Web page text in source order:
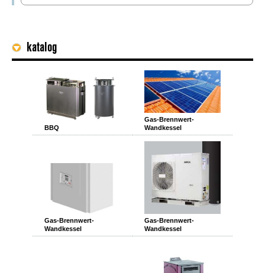
katalog
BBQ
Gas-Brennwert-
Wandkessel
Gas-Brennwert-
Wandkessel
Gas-Brennwert-
Wandkessel